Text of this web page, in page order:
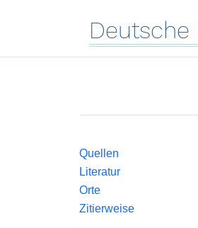
Deutsche
Quellen
Literatur
Orte
Zitierweise